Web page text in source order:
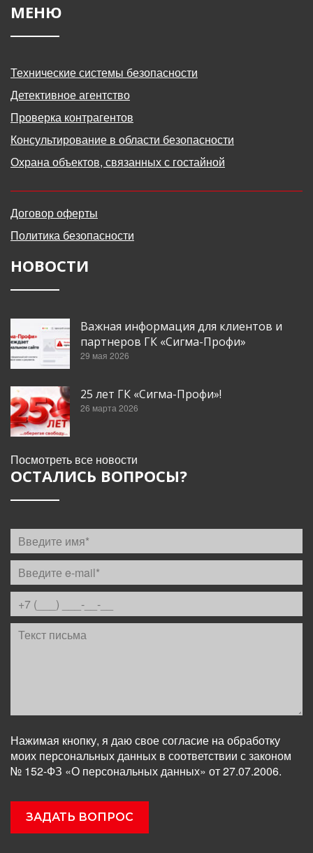
МЕНЮ
Технические системы безопасности
Детективное агентство
Проверка контрагентов
Консультирование в области безопасности
Охрана объектов, связанных с гостайной
Договор оферты
Политика безопасности
НОВОСТИ
Важная информация для клиентов и
партнеров ГК «Сигма-Профи»
29 мая 2026
25 лет ГК «Сигма-Профи»!
26 марта 2026
Посмотреть все новости
ОСТАЛИСЬ ВОПРОСЫ?
Нажимая кнопку, я даю свое согласие на обработку
моих персональных данных в соответствии с законом
№ 152-ФЗ «О персональных данных» от 27.07.2006.